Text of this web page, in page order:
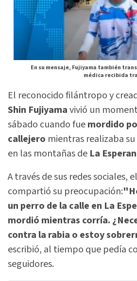
En su mensaje, Fujiyama también
médica recibida
El reconocido filántropo y
Shin Fujiyamavivió un
sábado cuando fuemordido
callejero mientras realizaba
en las montañas de La
A través de sus redes sociales,
compartió su preocupación:
un perro de la calle en La
mordió mientras corría.
contra la rabia o estoy
escribió, al tiempo que pedía
seguidores.